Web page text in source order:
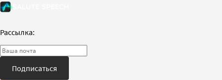
Рассылка:
Подписаться